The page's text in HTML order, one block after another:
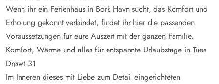
Wenn ihr ein Ferienhaus in Bork Havn sucht, das Komfort und
Erholung gekonnt verbindet, findet ihr hier die passenden
Voraussetzungen für eure Auszeit mit der ganzen Familie.
Komfort, Wärme und alles für entspannte Urlaubstage in Tues
Drøwt 31
Im Inneren dieses mit Liebe zum Detail eingerichteten